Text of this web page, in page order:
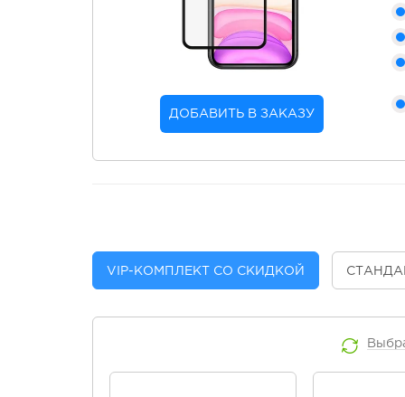
ДОБАВИТЬ В ЗАКАЗУ
VIP-КОМПЛЕКТ СО СКИДКОЙ